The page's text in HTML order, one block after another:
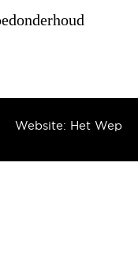
Website: Het Wep